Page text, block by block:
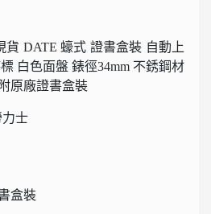
貨 DATE 蠔式 證書盒裝 自動上
白色面盤 錶徑34mm 不銹鋼材
原廠證書盒裝
士
盒裝